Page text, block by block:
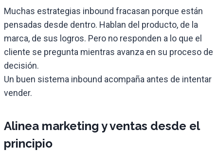
Muchas estrategias inbound fracasan porque están
pensadas desde dentro. Hablan del producto, de la
marca, de sus logros. Pero no responden a lo que el
cliente se pregunta mientras avanza en su proceso de
decisión.
Un buen sistema inbound acompaña antes de intentar
vender.
Alinea marketing y ventas desde el
principio